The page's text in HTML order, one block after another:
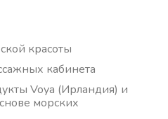
красоты
кабинета
Voya (Ирландия) и
морских